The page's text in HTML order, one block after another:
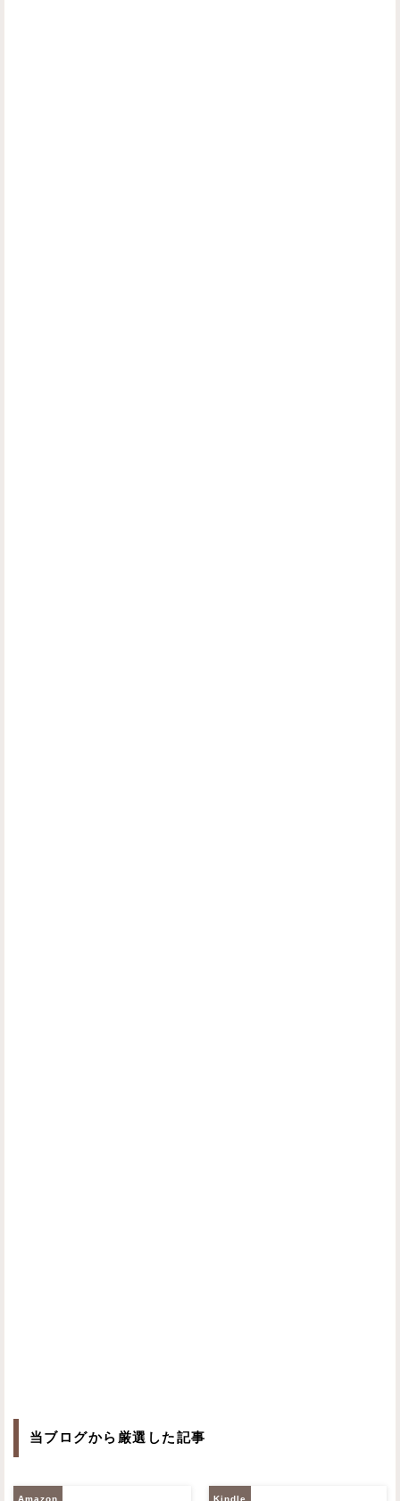
当ブログから厳選した記事
Amazon Kindle